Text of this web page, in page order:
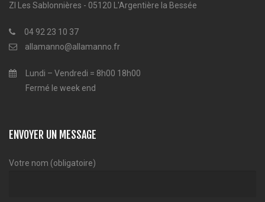
ZI Les Sablonnières - 05120 L'Argentière la Bessée
04 92 23 10 37
allamanno@allamanno.fr
Lundi – Vendredi = 8h00 18h00
Fermé le week end
ENVOYER UN MESSAGE
Votre nom (obligatoire)